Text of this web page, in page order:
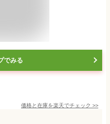
でみる
価格と在庫を楽天でチェック >>